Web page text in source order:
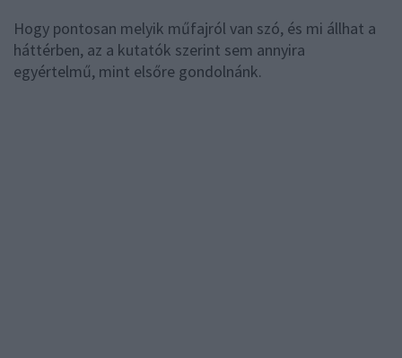
Hogy pontosan melyik műfajról van szó, és mi állhat a
háttérben, az a kutatók szerint sem annyira
egyértelmű, mint elsőre gondolnánk.